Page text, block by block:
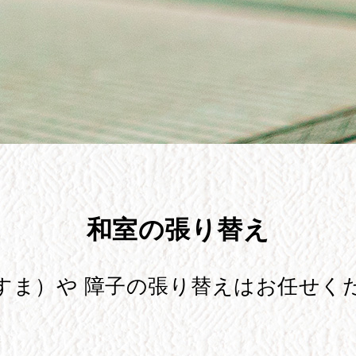
和室の張り替え
ま）や 障子の張り替えはお任せく